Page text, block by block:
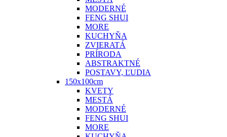
MODERNÉ
FENG SHUI
MORE
KUCHYŇA
ZVIERATÁ
PRÍRODA
ABSTRAKTNÉ
POSTAVY, ĽUDIA
150x100cm
KVETY
MESTÁ
MODERNÉ
FENG SHUI
MORE